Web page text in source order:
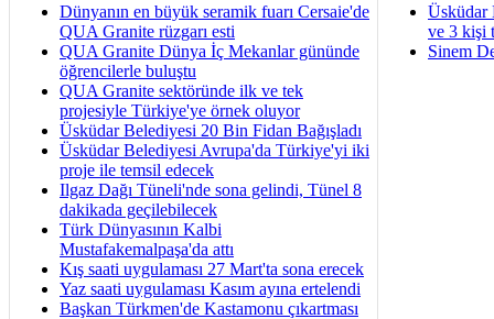
Dünyanın en büyük seramik fuarı Cersaie'de
QUA Granite rüzgarı esti
QUA Granite Dünya İç Mekanlar gününde
öğrencilerle buluştu
QUA Granite sektöründe ilk ve tek
projesiyle Türkiye'ye örnek oluyor
Üsküdar Belediyesi 20 Bin Fidan Bağışladı
Üsküdar Belediyesi Avrupa'da Türkiye'yi iki
proje ile temsil edecek
Ilgaz Dağı Tüneli'nde sona gelindi, Tünel 8
dakikada geçilebilecek
Türk Dünyasının Kalbi
Mustafakemalpaşa'da attı
Kış saati uygulaması 27 Mart'ta sona erecek
Yaz saati uygulaması Kasım ayına ertelendi
Başkan Türkmen'de Kastamonu çıkartması
Üsküdar
ve 3 kişi
Sinem